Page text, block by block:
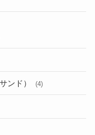
ンド） (4)